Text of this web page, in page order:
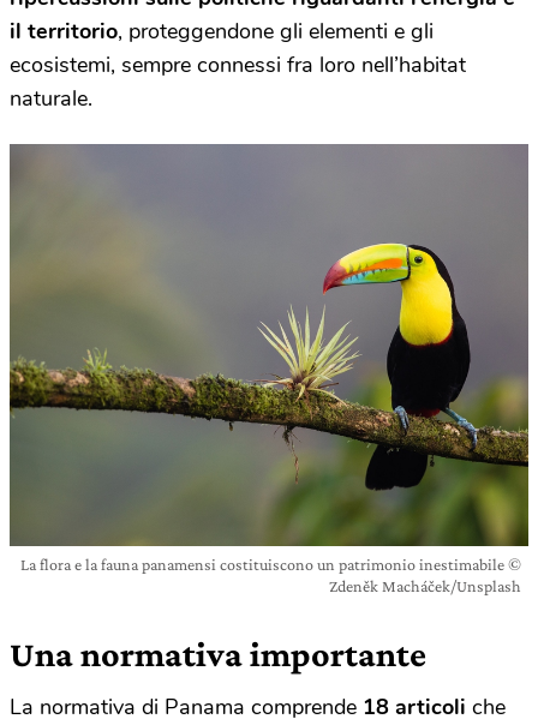
il territorio, proteggendone gli elementi e gli
ecosistemi, sempre connessi fra loro nell’habitat
naturale.
La flora e la fauna panamensi costituiscono un patrimonio inestimabile ©
Zdeněk Macháček/Unsplash
Una normativa importante
La normativa di Panama comprende 18 articoli che